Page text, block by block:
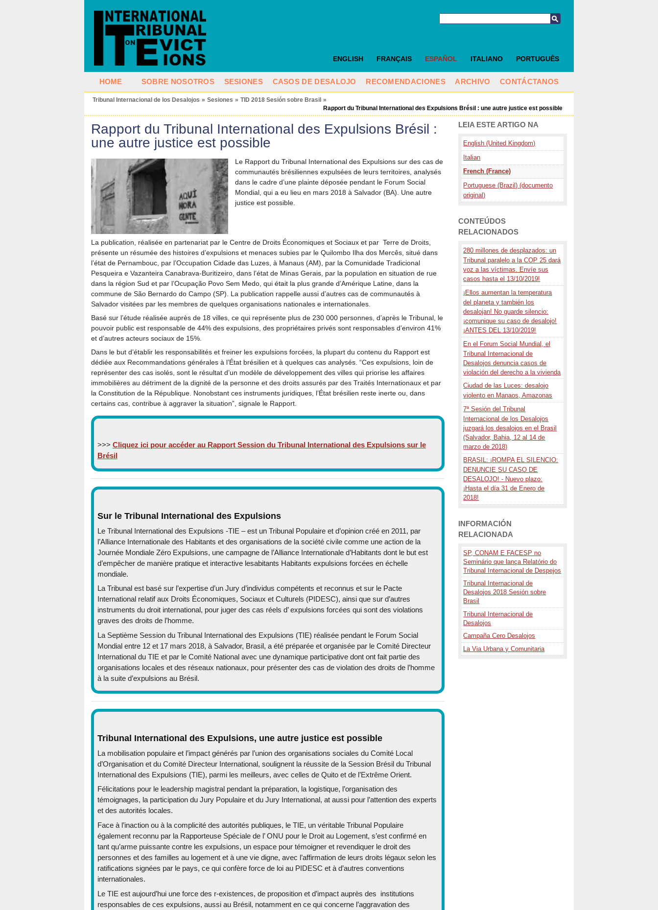
ENGLISH FRANÇAIS ESPAÑOL ITALIANO PORTUGUÊS
HOME SOBRE NOSOTROS SESIONES CASOS DE DESALOJO RECOMENDACIONES ARCHIVO CONTÁCTANOS
Tribunal Internacional de los Desalojos » Sesiones » TID 2018 Sesión sobre Brasil »
Rapport du Tribunal International des Expulsions Brésil : une autre justice est possible
Rapport du Tribunal International des Expulsions Brésil :
une autre justice est possible
Le Rapport du Tribunal International des Expulsions sur des cas de
communautés brésiliennes expulsées de leurs territoires, analysés
dans le cadre d’une plainte déposée pendant le Forum Social
Mondial, qui a eu lieu en mars 2018 à Salvador (BA). Une autre
justice est possible.
La publication, réalisée en partenariat par le Centre de Droits Économiques et Sociaux et par Terre de Droits,
présente un résumée des histoires d’expulsions et menaces subies par le Quilombo Ilha dos Mercês, situé dans
l’état de Pernambouc, par l’Occupation Cidade das Luzes, à Manaus (AM), par la Comunidade Tradicional
Pesqueira e Vazanteira Canabrava-Buritizeiro, dans l’état de Minas Gerais, par la population en situation de rue
dans la région Sud et par l’Ocupação Povo Sem Medo, qui était la plus grande d’Amérique Latine, dans la
commune de São Bernardo do Campo (SP). La publication rappelle aussi d’autres cas de communautés à
Salvador visitées par les membres de quelques organisations nationales e internationales.
Basé sur l’étude réalisée auprès de 18 villes, ce qui représente plus de 230 000 personnes, d’après le Tribunal, le
pouvoir public est responsable de 44% des expulsions, des propriétaires privés sont responsables d’environ 41%
et d’autres acteurs sociaux de 15%.
Dans le but d’établir les responsabilités et freiner les expulsions forcées, la plupart du contenu du Rapport est
dédiée aux Recommandations générales à l’État brésilien et à quelques cas analysés. “Ces expulsions, loin de
représenter des cas isolés, sont le résultat d’un modèle de développement des villes qui priorise les affaires
immobilières au détriment de la dignité de la personne et des droits assurés par des Traités Internationaux et par
la Constitution de la République. Nonobstant ces instruments juridiques, l’État brésilien reste inerte ou, dans
certains cas, contribue à aggraver la situation”, signale le Rapport.
>>> Cliquez ici pour accéder au Rapport Session du Tribunal International des Expulsions sur le
Brésil
Sur le Tribunal International des Expulsions
Le Tribunal International des Expulsions -TIE – est un Tribunal Populaire et d’opinion créé en 2011, par
l’Alliance Internationale des Habitants et des organisations de la société civile comme une action de la
Journée Mondiale Zéro Expulsions, une campagne de l’Alliance Internationale d’Habitants dont le but est
d’empêcher de manière pratique et interactive lesabitants Habitants expulsions forcées en échelle
mondiale.
La Tribunal est basé sur l’expertise d’un Jury d’individus compétents et reconnus et sur le Pacte
International relatif aux Droits Économiques, Sociaux et Culturels (PIDESC), ainsi que sur d’autres
instruments du droit international, pour juger des cas réels d’ expulsions forcées qui sont des violations
graves des droits de l’homme.
La Septième Session du Tribunal International des Expulsions (TIE) réalisée pendant le Forum Social
Mondial entre 12 et 17 mars 2018, à Salvador, Brasil, a été préparée et organisée par le Comité Directeur
International du TIE et par le Comité National avec une dynamique participative dont ont fait partie des
organisations locales et des réseaux nationaux, pour présenter des cas de violation des droits de l’homme
à la suite d’expulsions au Brésil.
Tribunal International des Expulsions, une autre justice est possible
La mobilisation populaire et l’impact générés par l’union des organisations sociales du Comité Local
d’Organisation et du Comité Directeur International, soulignent la réussite de la Session Brésil du Tribunal
International des Expulsions (TIE), parmi les meilleurs, avec celles de Quito et de l’Extrême Orient.
Félicitations pour le leadership magistral pendant la préparation, la logistique, l’organisation des
témoignages, la participation du Jury Populaire et du Jury International, at aussi pour l’attention des experts
et des autorités locales.
Face à l’inaction ou à la complicité des autorités publiques, le TIE, un véritable Tribunal Populaire
également reconnu par la Rapporteuse Spéciale de l’ ONU pour le Droit au Logement, s’est confirmé en
tant qu’arme puissante contre les expulsions, un espace pour témoigner et revendiquer le droit des
personnes et des familles au logement et à une vie digne, avec l’affirmation de leurs droits légaux selon les
ratifications signées par le pays, ce qui confère force de loi au PIDESC et à d’autres conventions
internationales.
Le TIE est aujourd’hui une force des r-existences, de proposition et d’impact auprès des institutions
responsables de ces expulsions, aussi au Brésil, notamment en ce qui concerne l’aggravation des
LEIA ESTE ARTIGO NA
English (United Kingdom)
Italian
French (France)
Portuguese (Brazil) (documento
original)
CONTEÚDOS
RELACIONADOS
280 millones de desplazados: un
Tribunal paralelo a la COP 25 dará
voz a las víctimas. Envíe sus
casos hasta el 13/10/2019!
¡Ellos aumentan la temperatura
del planeta y también los
desalojan! No guarde silencio:
¡comunique su caso de desalojo!
¡ANTES DEL 13/10/2019!
En el Forum Social Mundial, el
Tribunal Internacional de
Desalojos denuncia casos de
violación del derecho a la vivienda
Ciudad de las Luces: desalojo
violento en Manaos, Amazonas
7ª Sesión del Tribunal
Internacional de los Desalojos
juzgará los desalojos en el Brasil
(Salvador, Bahia, 12 al 14 de
marzo de 2018)
BRASIL: ¡ROMPA EL SILENCIO:
DENUNCIE SU CASO DE
DESALOJO! - Nuevo plazo:
¡Hasta el día 31 de Enero de
2018!
INFORMACIÓN
RELACIONADA
SP, CONAM E FACESP no
Seminário que lança Relatório do
Tribunal Internacional de Despejos
Tribunal Internacional de
Desalojos 2018 Sesión sobre
Brasil
Tribunal Internacional de
Desalojos
Campaña Cero Desalojos
La Via Urbana y Comunitaria